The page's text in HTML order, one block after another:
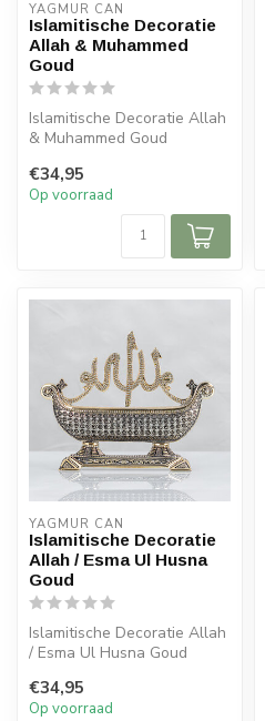
YAGMUR CAN
Islamitische Decoratie
Allah & Muhammed
Goud
Islamitische Decoratie Allah
& Muhammed Goud
€34,95
Op voorraad
YAGMUR CAN
Islamitische Decoratie
Allah / Esma Ul Husna
Goud
Islamitische Decoratie Allah
/ Esma Ul Husna Goud
€34,95
Op voorraad